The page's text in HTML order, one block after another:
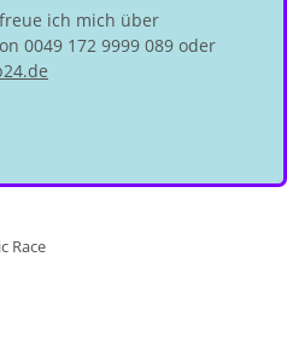
ich mich über
0049 172 9999 089 oder
Race